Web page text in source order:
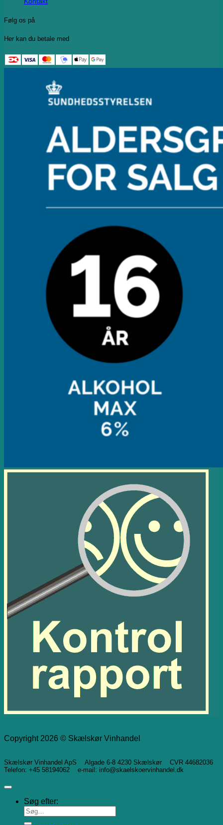
Følg os på
Her kan du betale med
Copyright 2026 © Skælskør Vinhandel
Skælskør Vinhandel ApS Algade 6-8 4230 Skælskør CVR 44682036
Telefon: +45 58194062 e-mail: info@skaelskoervinhandel.dk
Søg efter: